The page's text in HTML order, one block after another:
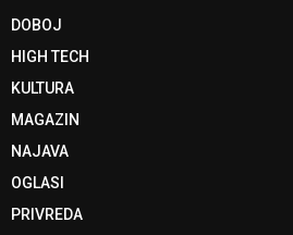
DOBOJ
HIGH TECH
KULTURA
MAGAZIN
NAJAVA
OGLASI
PRIVREDA